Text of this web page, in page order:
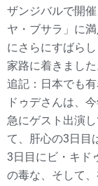
ザンジバルで開
ヤ・ブサラ」に
にさらにすばら
家路に着きました
追記：日本でも
ドゥデさんは、
急にゲスト出演
て、肝心の3日目
3日目にビ・キド
の毒な、そして